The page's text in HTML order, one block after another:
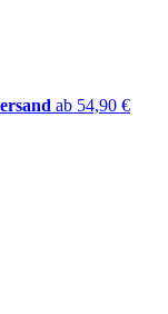
ab 54,90 €